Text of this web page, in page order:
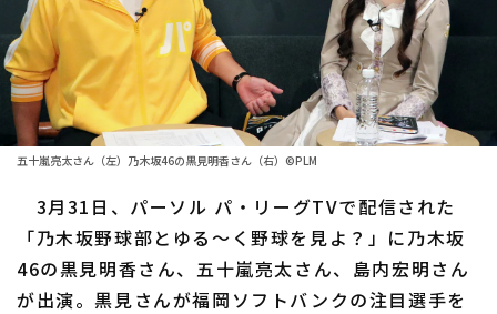
日程・結果
順位表･成績
1軍公式戦
ファーム東地区
ファーム中地区
ファーム西地区
交流戦
選手名鑑
北海道日本ハムファイターズ
東北楽天ゴールデンイーグルス
五十嵐亮太さん（左）乃木坂46の黒見明香さん（右）©PLM
3月31日、パーソル パ・リーグTVで配信された
「乃木坂野球部とゆる〜く野球を見よ？」に乃木坂
46の黒見明香さん、五十嵐亮太さん、島内宏明さん
が出演。黒見さんが福岡ソフトバンクの注目選手を